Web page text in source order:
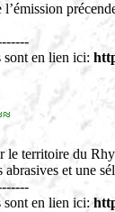
sont en lien ici:
le territoire du
et une
sont en lien ici: